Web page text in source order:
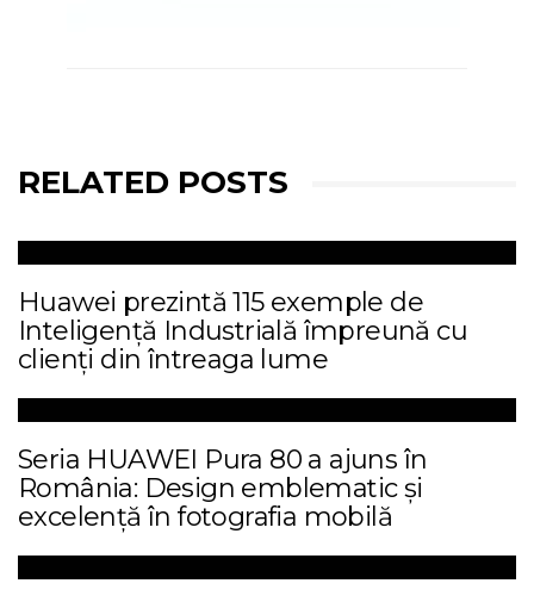
RELATED POSTS
Huawei prezintă 115 exemple de
Inteligență Industrială împreună cu
clienți din întreaga lume
Seria HUAWEI Pura 80 a ajuns în
România: Design emblematic și
excelență în fotografia mobilă